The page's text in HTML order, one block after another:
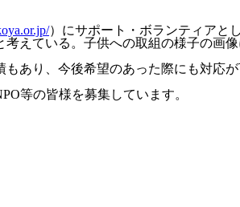
）にサポート・ボランティアと
えている。子供への取組の様子の画
あり、今後希望のあった際にも対応が
等の皆様を募集しています。